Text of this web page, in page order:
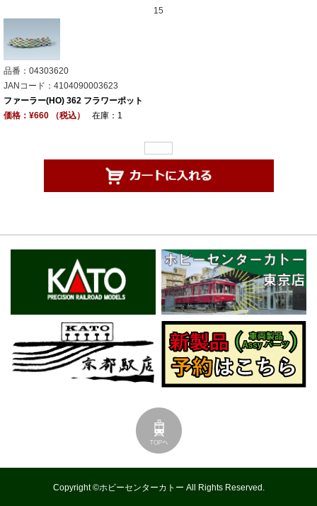
15
品番：04303620
JANコード：4104090003623
ファーラー(HO) 362 フラワーポット
価格：¥660 （税込）
在庫：1
Copyright ©ホビーセンターカトー All Rights Reserved.